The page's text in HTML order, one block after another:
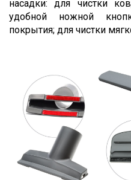
насадки: для чистки
удобной ножной
покрытия; для чистки